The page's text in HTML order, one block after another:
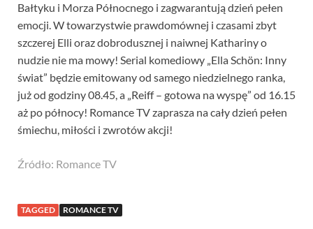
Bałtyku i Morza Północnego i zagwarantują dzień pełen
emocji. W towarzystwie prawdomównej i czasami zbyt
szczerej Elli oraz dobrodusznej i naiwnej Kathariny o
nudzie nie ma mowy! Serial komediowy „Ella Schön: Inny
świat” będzie emitowany od samego niedzielnego ranka,
już od godziny 08.45, a „Reiff – gotowa na wyspę” od 16.15
aż po północy! Romance TV zaprasza na cały dzień pełen
śmiechu, miłości i zwrotów akcji!
Źródło: Romance TV
TAGGED ROMANCE TV